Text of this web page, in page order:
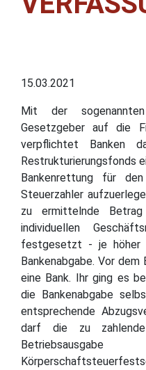
15.03.2021
Mit der
Gesetzgeber auf die
verpflichtet Banken
Restrukturierungsfonds
Bankenrettung für
Steuerzahler
zu ermittelnde
individuellen
festgesetzt - je höher
Bankenabgabe. Vor
eine Bank. Ihr ging es
die Bankenabgabe
entsprechende
darf die zu